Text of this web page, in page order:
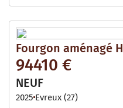
Fourgon aménagé
94410 €
NEUF
2025 Evreux (27)